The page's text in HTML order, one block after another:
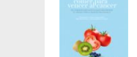
fruta
fresca
buenas
contra
la